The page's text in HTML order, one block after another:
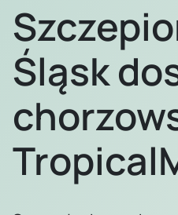
Śląsk